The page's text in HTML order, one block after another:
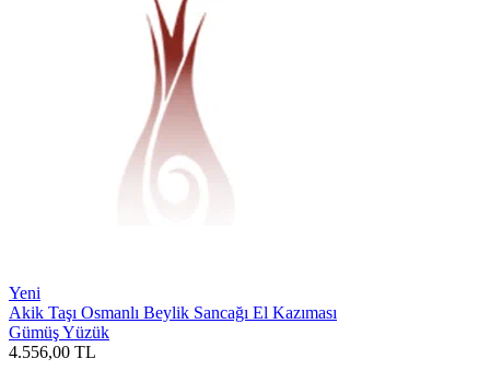
Yeni
Akik Taşı Osmanlı Beylik Sancağı El Kazıması
Gümüş Yüzük
4.556,00 TL